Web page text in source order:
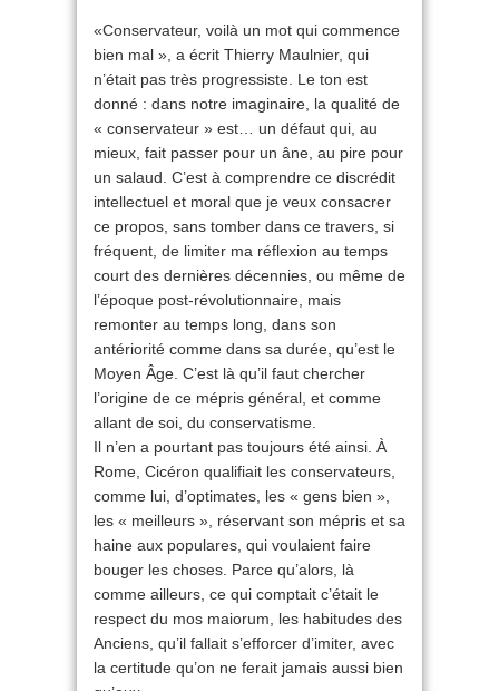
«Conservateur, voilà un mot qui commence
bien mal », a écrit Thierry Maulnier, qui
n’était pas très progressiste. Le ton est
donné : dans notre imaginaire, la qualité de
« conservateur » est… un défaut qui, au
mieux, fait passer pour un âne, au pire pour
un salaud. C’est à comprendre ce discrédit
intellectuel et moral que je veux consacrer
ce propos, sans tomber dans ce travers, si
fréquent, de limiter ma réflexion au temps
court des dernières décennies, ou même de
l’époque post-révolutionnaire, mais
remonter au temps long, dans son
antériorité comme dans sa durée, qu’est le
Moyen Âge. C’est là qu’il faut chercher
l’origine de ce mépris général, et comme
allant de soi, du conservatisme.
Il n’en a pourtant pas toujours été ainsi. À
Rome, Cicéron qualifiait les conservateurs,
comme lui, d’optimates, les « gens bien »,
les « meilleurs », réservant son mépris et sa
haine aux populares, qui voulaient faire
bouger les choses. Parce qu’alors, là
comme ailleurs, ce qui comptait c’était le
respect du mos maiorum, les habitudes des
Anciens, qu’il fallait s’efforcer d’imiter, avec
la certitude qu’on ne ferait jamais aussi bien